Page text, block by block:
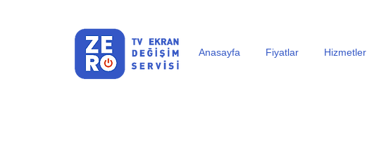
Anasayfa Fiyatlar Hizmetler